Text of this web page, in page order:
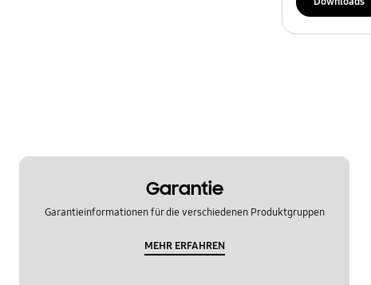
Garantie
Garantieinformationen für die verschiedenen Produktgruppen
MEHR ERFAHREN